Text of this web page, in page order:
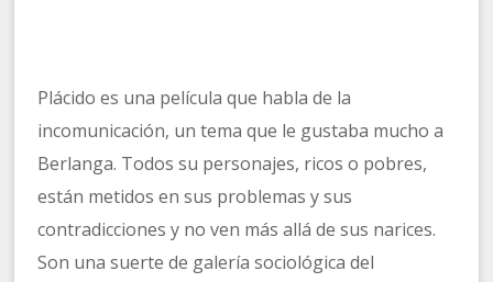
Plácido es una película que habla de la
incomunicación, un tema que le gustaba mucho a
Berlanga. Todos su personajes, ricos o pobres,
están metidos en sus problemas y sus
contradicciones y no ven más allá de sus narices.
Son una suerte de galería sociológica del